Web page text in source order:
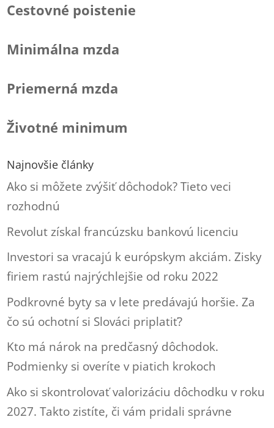
Cestovné poistenie
Minimálna mzda
Priemerná mzda
Životné minimum
Najnovšie články
Ako si môžete zvýšiť dôchodok? Tieto veci
rozhodnú
Revolut získal francúzsku bankovú licenciu
Investori sa vracajú k európskym akciám. Zisky
firiem rastú najrýchlejšie od roku 2022
Podkrovné byty sa v lete predávajú horšie. Za
čo sú ochotní si Slováci priplatiť?
Kto má nárok na predčasný dôchodok.
Podmienky si overíte v piatich krokoch
Ako si skontrolovať valorizáciu dôchodku v roku
2027. Takto zistíte, či vám pridali správne